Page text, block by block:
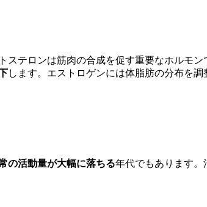
ステロンは筋肉の合成を促す重要なホルモ
します。エストロゲンには体脂肪の分布を
の活動量が大幅に落ちる年代でもあります。